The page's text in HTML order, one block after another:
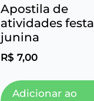
Apostila de
atividades festa
junina
R$ 7,00
Adicionar ao